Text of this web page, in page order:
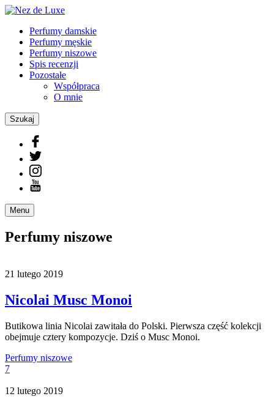
Perfumy damskie
Perfumy męskie
Perfumy niszowe
Spis recenzji
Pozostałe
Współpraca
O mnie
Szukaj
Menu
Perfumy niszowe
21 lutego 2019
Nicolai Musc Monoi
Butikowa linia Nicolai zawitała do Polski. Pierwsza część kolekcji
obejmuje cztery kompozycje. Dziś o Musc Monoi.
Perfumy niszowe
7
12 lutego 2019